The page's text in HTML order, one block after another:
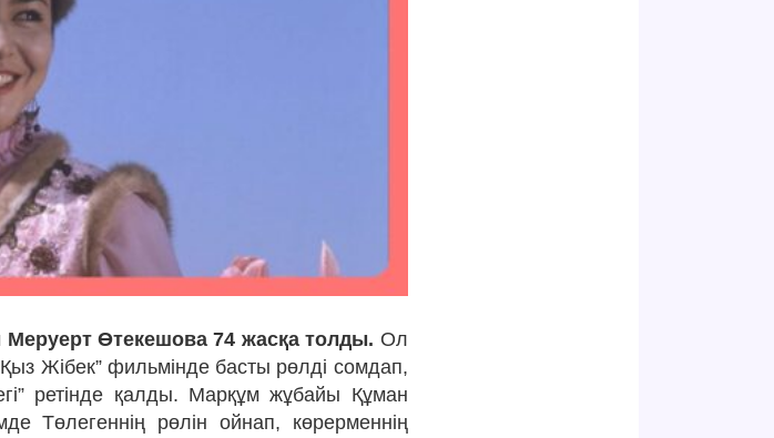
Меруерт Өтекешова 74 жасқа толды. Ол
Жібек” фильмінде басты рөлді сомдап,
ретінде қалды. Марқұм жұбайы Құман
Төлегеннің рөлін ойнап, көрерменнің